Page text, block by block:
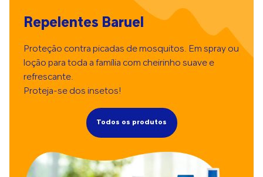
Repelentes Baruel
Proteção contra picadas de mosquitos. Em spray ou
loção para toda a família com cheirinho suave e
refrescante.
Proteja-se dos insetos!
Todos os produtos